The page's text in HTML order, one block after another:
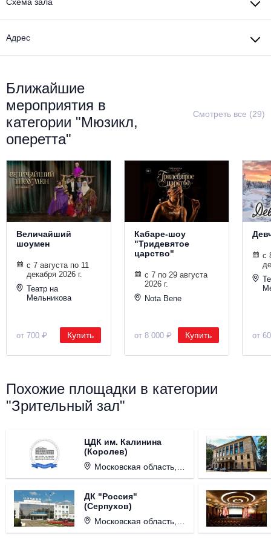
Адрес
Ближайшие
мероприятия в
категории "Мюзикл,
оперетта"
Смотреть все (29)
Величайший
шоумен
с 7 августа по 11
декабря 2026 г.
Театр на
Мельникова
от 700 ₽ Купить
Кабаре-шоу
"Тридевятое
царство"
с 7 по 29 августа
2026 г.
Nota Bene
от 8 000 ₽ Купить
с
от
Похожие площадки в категории
"Зрительный зал"
ЦДК им. Калинина
(Королев)
Московская область, г. Королёв, ул. Терешковой, д. 1.
ДК "Россия"
(Серпухов)
Московская область, г. Серпухов, ул. Советская, д. 90.